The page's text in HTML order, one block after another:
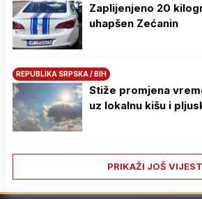
Zaplijenjeno 20
uhapšen Zećanin
REPUBLIKA SRPSKA / BIH
Stiže promjena
uz lokalnu kišu i
PRIKAŽI JOŠ